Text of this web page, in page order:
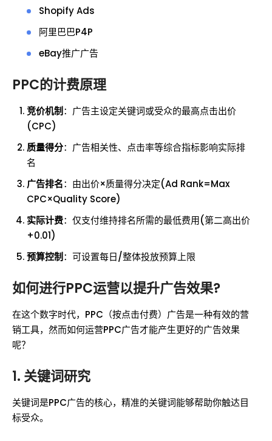
Shopify Ads
阿里巴巴P4P
eBay推广广告
PPC的计费原理
竞价机制 ：广告主设定关键词或受众的最高点击出价
(CPC)
质量得分：广告相关性、点击率等综合指标影响实际排
名
广告排名：由出价×质量得分决定(Ad Rank=Max
CPC×Quality Score)
实际计费：仅支付维持排名所需的最低费用(第二高出价
+0.01)
预算控制 ：可设置每日/整体投放预算上限
如何进行PPC运营以提升广告效果?
在这个数字时代，PPC（按点击付费）广告是一种有效的营
销工具，然而如何运营PPC广告才能产生更好的广告效果
呢？
1. 关键词研究
关键词是PPC广告的核心，精准的关键词能够帮助你触达目
标受众。